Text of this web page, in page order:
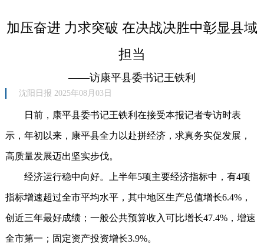
加压奋进 力求突破 在决战决胜中彰显县域
担当
——访康平县委书记王铁利
沈阳日报 2025年08月03日
日前，康平县委书记王铁利在接受本报记者专访时表
示，年初以来，康平县全力以赴拼经济，求真务实促发展，
高质量发展迈出坚实步伐。
经济运行稳中向好。上半年5项主要经济指标中，有4项
指标增速超过全市平均水平，其中地区生产总值增长6.4%，
创近三年最好成绩；一般公共预算收入可比增长47.4%，增速
全市第一；固定资产投资增长3.9%。